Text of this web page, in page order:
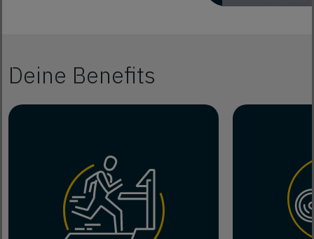
Deine Benefits